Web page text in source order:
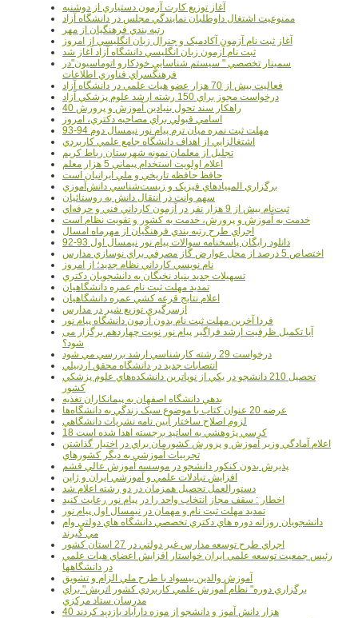
آغاز توزيع کارت آزمون دستياري از دوشنبه
ممنوعيت اشتغال داوطلبان نمايندگي مجلس در دانشگاه آزاد
رتبه بندي فرهنگيان از مهر
آغاز ثبت نام آزمون آکادميک و جنرال زبان انگليسي از امروز
ثبت نام آزمون زبان انگليسي دانشگاه آزاد آغاز شد
سمينار تخصصي " سيستم شناسايي خودکارو اتوماسيون"در
فرهنگسراي فناوري اطلاعات
فعاليت بيش از 70 هزار عضو هيات علمي در دانشگاه آزاد
درخواست مجوز براي 150 رشته ارشد علوم پزشکي آزاد
40 راهکار سند تحول بنيادين آموزش و پرورش
اسامي قبولي براي مصاحبه دکتري، امروز
مهلت ثبت نمره میان ترم پیام نور نیمسال دوم 94-93
اشتغالزايي از اهداف دانشگاه جامع علمي کاربردي
تجليل از معلمان نمونه شهرستان رباط کريم
اعلام اولويت استخدام پيماني 5 هزار معلم
حافظ حافظه تاريخي و ملي ايرانيان است
برگزاري المپيادهاي فيزيک و زيست‌شناسي دانش‌آموزي
سهم وانت در انتقال دانش به روستائيان
ثبت‌نام بيش از 9 هزار نفر در آزمون کارداني فني و حرفه‌اي
خدمت به آموزش و پرورش، خدمت به کشور و تقويت نظام است
اجراي طرح رتبه بندي فرهنگيان از مهرماه امسال
دانلود رایگان پاسخنامه سوالات پیام نور نیمسال اول 93-92
اختصاص 5 درصد از محل عوارض گاز مصرفي براي نوسازي مدارس
نام نويسي کارداني نظام جديد؛ از امروز
تسهيلات جديد بنياد نخبگان به دانشجويان دکتري
تمديد مهلت ثبت نام عمره دانشگاهيان
اعلام نتايج قرعه کشي عمره دانشگاهيان
ازسرگيري توزيع شير در مدارس
فردا آخرین مهلت ثبت نام بدون آزمون دانشگاه پیام نور
آیا تکمیل ظرفیت ارشد فراگیر پیام نور نوبت چهاردهم برگزار می
شود؟
درخواست 29 رشته کارشناسي ارشد بررسي مي شود
انتصابات جديد در دانشگاه محقق اردبيلي
تحصيل 210 دانشجو در يکي از نوپاترين دانشکده‌هاي علوم پزشکي
کشور
بدهي دانشگاه اصفهان به پيمانکاران تغذيه
عرضه 20 عنوان کتاب با موضوع سبک زندگي به دانشگاه‌ها
لزوم اصلاح ساختار آيين نامه نشريات دانشگاهي
18 کرسي پژوهشي به اساتيد برجسته اهدا شده است
اعلام آمادگي وزير آموزش و پرورش کشورمان براي در اختيار گذاشتن
تجربيات آموزشي به ديگر کشورهاي
پذيرش بدون کنکور دانشجو در موسسه آموزش عالي قشم
افزايش تبادلات علمي و آموزشي ايران و ژاپن
دستورالعمل تحصیل همزمان در دو رشته اعلام شد
اخطار : سقف مجاز انتخاب واحد را در پیام نور رعایت کنید
تمدید مهلت ثبت نام و مهمان در نیمسال اول پیام نور
دانشجويان روزانه دوره هاي دكتري تخصصي دانشگاه هاي دولتي وام
مي گيرند
اجراي طرح توسعه مدارس غير دولتي در 27 استان کشور
رئيس جمعيت توسعه علمي ايران خواستار افزايش اعضاي هيات علمي
در دانشگاهها
آموزش والدين بيسواد با طرح ملي الزام و تشويق
برگزاري دوره" نظام آموزش علمي كاربردي كشور اتريش" براي
مدرسان ستاد مرکزي
40 هزار دانش آموز و دانشجو از موزه دارآباد بازديد کردند